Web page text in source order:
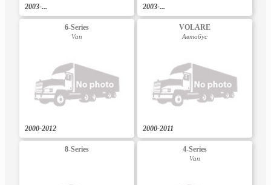
2003-... 2003-...
6-Series
Van
2000-2012
VOLARE
Автобус
2000-2011
8-Series 4-Series
Van